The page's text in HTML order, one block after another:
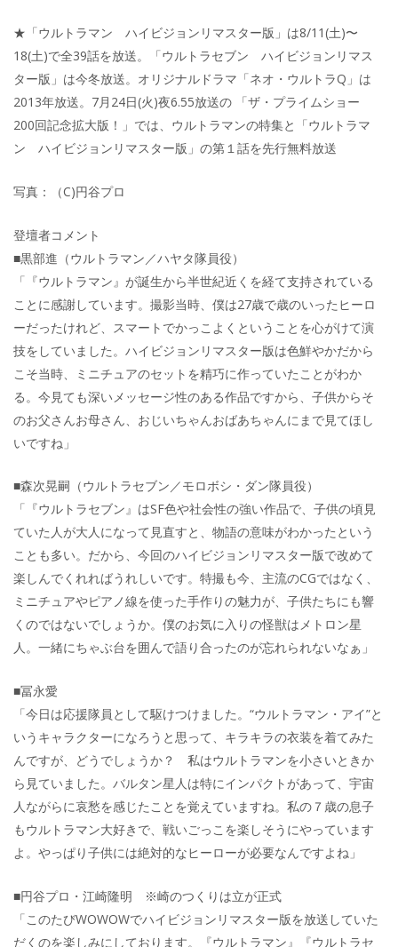
★「ウルトラマン ハイビジョンリマスター版」は8/11(土)〜
18(土)で全39話を放送。「ウルトラセブン ハイビジョンリマス
ター版」は今冬放送。オリジナルドラマ「ネオ・ウルトラQ」は
2013年放送。7月24日(火)夜6.55放送の 「ザ・プライムショー
200回記念拡大版！」では、ウルトラマンの特集と「ウルトラマ
ン ハイビジョンリマスター版」の第１話を先行無料放送
写真：（C)円谷プロ
登壇者コメント
■黒部進（ウルトラマン／ハヤタ隊員役）
「『ウルトラマン』が誕生から半世紀近くを経て支持されている
ことに感謝しています。撮影当時、僕は27歳で歳のいったヒーロ
ーだったけれど、スマートでかっこよくということを心がけて演
技をしていました。ハイビジョンリマスター版は色鮮やかだから
こそ当時、ミニチュアのセットを精巧に作っていたことがわか
る。今見ても深いメッセージ性のある作品ですから、子供からそ
のお父さんお母さん、おじいちゃんおばあちゃんにまで見てほし
いですね」
■森次晃嗣（ウルトラセブン／モロボシ・ダン隊員役）
「『ウルトラセブン』はSF色や社会性の強い作品で、子供の頃見
ていた人が大人になって見直すと、物語の意味がわかったという
ことも多い。だから、今回のハイビジョンリマスター版で改めて
楽しんでくれればうれしいです。特撮も今、主流のCGではなく、
ミニチュアやピアノ線を使った手作りの魅力が、子供たちにも響
くのではないでしょうか。僕のお気に入りの怪獣はメトロン星
人。一緒にちゃぶ台を囲んで語り合ったのが忘れられないなぁ」
■冨永愛
「今日は応援隊員として駆けつけました。“ウルトラマン・アイ”と
いうキャラクターになろうと思って、キラキラの衣装を着てみた
んですが、どうでしょうか？ 私はウルトラマンを小さいときか
ら見ていました。バルタン星人は特にインパクトがあって、宇宙
人ながらに哀愁を感じたことを覚えていますね。私の７歳の息子
もウルトラマン大好きで、戦いごっこを楽しそうにやっています
よ。やっぱり子供には絶対的なヒーローが必要なんですよね」
■円谷プロ・江崎隆明 ※崎のつくりは立が正式
「このたびWOWOWでハイビジョンリマスター版を放送していた
だくのを楽しみにしております。『ウルトラマン』『ウルトラセ